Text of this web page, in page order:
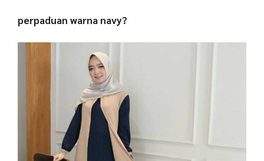
perpaduan warna navy?